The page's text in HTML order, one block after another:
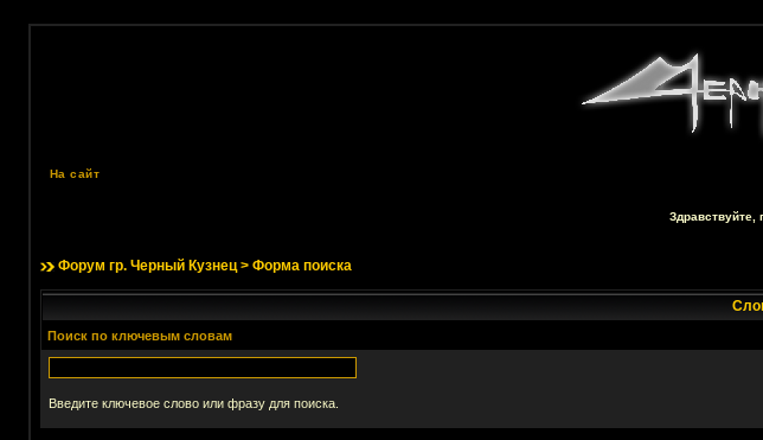
На сайт
Здравствуйте,
Форум гр. Черный Кузнец> Форма поиска
Поиск по ключевым словам
Введите ключевое слово или фразу для поиска.